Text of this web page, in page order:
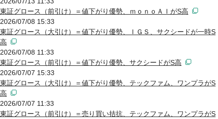
東証グロース（前引け）＝値下がり優勢、ｍｏｎｏＡＩがS高
2026/07/08 15:33
東証グロース（大引け）＝値下がり優勢、ＩＧＳ、サクシードが一時S
高
2026/07/08 11:33
東証グロース（前引け）＝値下がり優勢、サクシードがS高
2026/07/07 15:33
東証グロース（大引け）＝値下がり優勢、テックファム、ワンプラがS
高
2026/07/07 11:33
東証グロース（前引け）＝売り買い拮抗、テックファム、ワンプラがS